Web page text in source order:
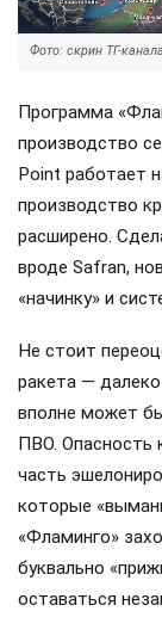
Фото: скрин ТГ-
Программа
производство
Point работает
производство
расширено.
вроде Safran,
«начинку» и
Не стоит
ракета —
вполне может
ПВО. Опасность
часть
которые
«Фламинго»
буквально
оставаться